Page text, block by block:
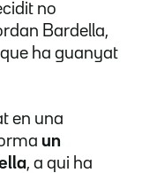
no
Bardella,
ha guanyat
en una
un
, a qui ha